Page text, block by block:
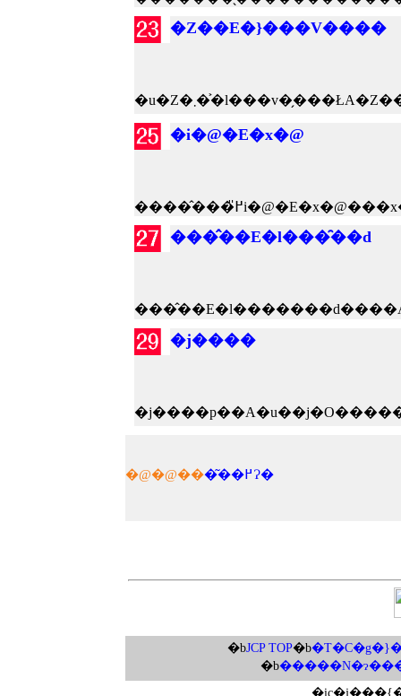
�Z��E�}���V����
�i�@�E�x�@
���̂��E�l���̑��d
�j����
�@�@�� �͂��߂Ɂ�
�bJCP TOP�b
�b